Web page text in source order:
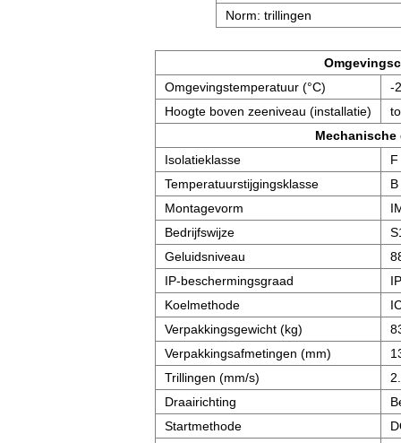
Norm: trillingen
Omgevingstemperatuur (°C)
-
Hoogte boven zeeniveau (installatie)
Mechanische
Isolatieklasse
F
Temperatuurstijgingsklasse
B
Montagevorm
Bedrijfswijze
Geluidsniveau
IP-beschermingsgraad
Koelmethode
Verpakkingsgewicht (kg)
Verpakkingsafmetingen (mm)
Trillingen (mm/s)
Draairichting
Startmethode